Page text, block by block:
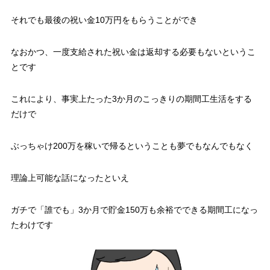
それでも最後の祝い金10万円をもらうことができ
なおかつ、一度支給された祝い金は返却する必要もないというこ
とです
これにより、 事実上たった3か月のこっきりの期間工生活をする
だけで
ぶっちゃけ200万を稼いで帰るということも夢でもなんでもなく
理論上可能な話になったといえ
ガチで「誰でも」 3か月で貯金150万も余裕でできる期間工になっ
たわけです